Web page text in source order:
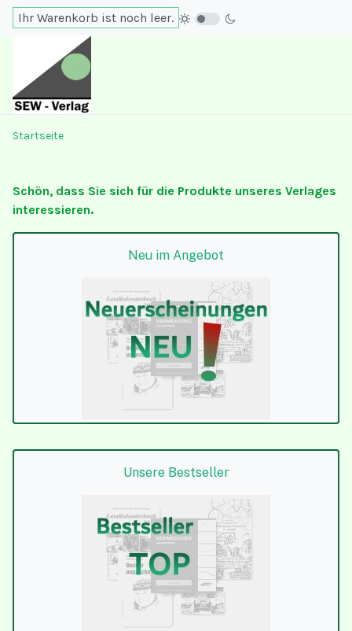
Ihr Warenkorb ist noch leer.
Startseite
Schön, dass Sie sich für die Produkte unseres Verlages
interessieren.
Neu im Angebot
Unsere Bestseller